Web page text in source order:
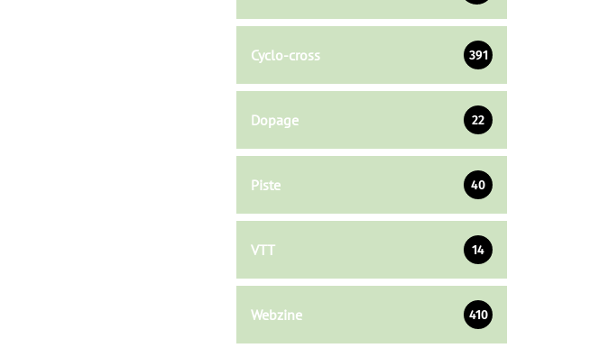
Cyclo-cross 391
Dopage 22
Piste 40
VTT 14
Webzine 410